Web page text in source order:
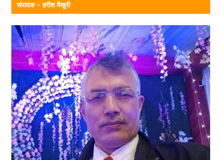
संपादक – हरीश मैखुरी